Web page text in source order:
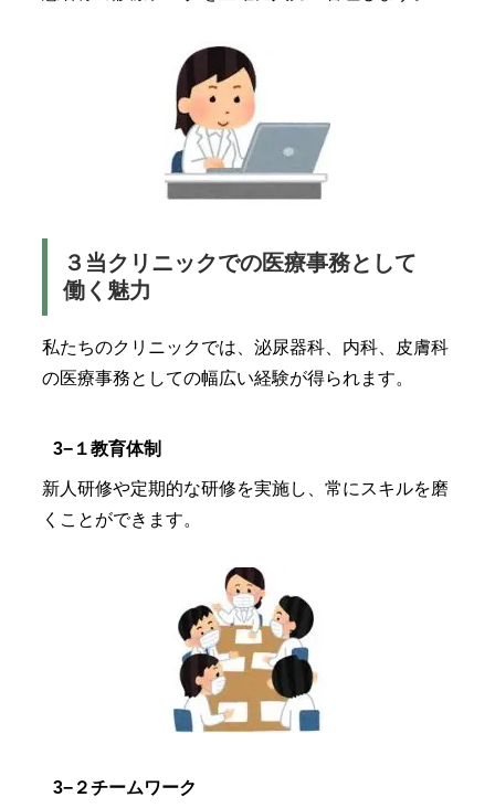
３当クリニックでの医療事務として
働く魅力
私たちのクリニックでは、泌尿器科、内科、皮膚科
の医療事務としての幅広い経験が得られます。
3−１教育体制
新人研修や定期的な研修を実施し、常にスキルを磨
くことができます。
3−２チームワーク